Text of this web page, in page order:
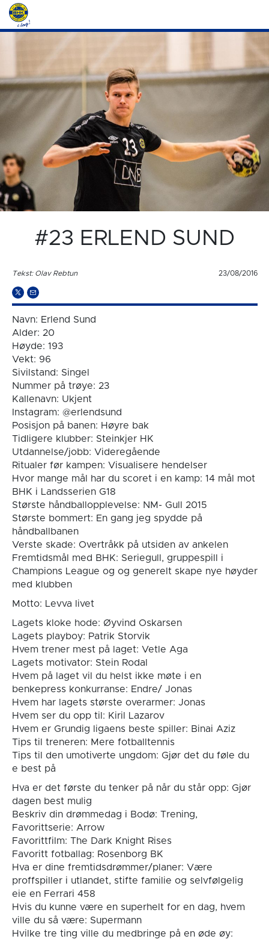
#23 ERLEND SUND
Tekst: Olav Rebtun 23/08/2016
Navn: Erlend Sund
Alder: 20
Høyde: 193
Vekt: 96
Sivilstand: Singel
Nummer på trøye: 23
Kallenavn: Ukjent
Instagram: @erlendsund
Posisjon på banen: Høyre bak
Tidligere klubber: Steinkjer HK
Utdannelse/jobb: Videregående
Ritualer før kampen: Visualisere hendelser
Hvor mange mål har du scoret i en kamp: 14 mål mot
BHK i Landsserien G18
Største håndballopplevelse: NM- Gull 2015
Største bommert: En gang jeg spydde på
håndballbanen
Verste skade: Overtråkk på utsiden av ankelen
Fremtidsmål med BHK: Seriegull, gruppespill i
Champions League og og generelt skape nye høyder
med klubben
Motto: Levva livet
Lagets kloke hode: Øyvind Oskarsen
Lagets playboy: Patrik Storvik
Hvem trener mest på laget: Vetle Aga
Lagets motivator: Stein Rodal
Hvem på laget vil du helst ikke møte i en
benkepress konkurranse: Endre/ Jonas
Hvem har lagets største overarmer: Jonas
Hvem ser du opp til: Kiril Lazarov
Hvem er Grundig ligaens beste spiller: Binai Aziz
Tips til treneren: Mere fotballtennis
Tips til den umotiverte ungdom: Gjør det du føle du
e best på
Hva er det første du tenker på når du står opp: Gjør
dagen best mulig
Beskriv din drømmedag i Bodø: Trening,
Favorittserie: Arrow
Favorittfilm: The Dark Knight Rises
Favoritt fotballag: Rosenborg BK
Hva er dine fremtidsdrømmer/planer: Være
proffspiller i utlandet, stifte familie og selvfølgelig
eie en Ferrari 458
Hvis du kunne være en superhelt for en dag, hvem
ville du så være: Supermann
Hvilke tre ting ville du medbringe på en øde øy: